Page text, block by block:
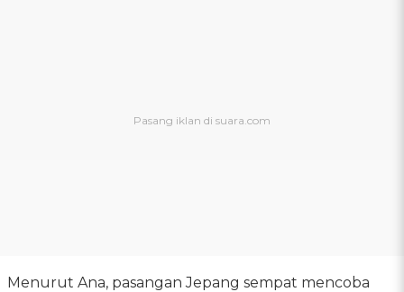
Menurut Ana, pasangan Jepang sempat mencoba